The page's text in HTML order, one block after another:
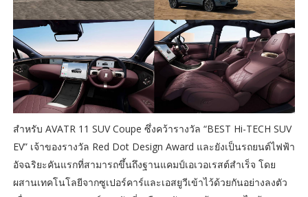
สำหรับ AVATR 11 SUV Coupe ซึ่งคว้ารางวัล “BEST Hi-TECH SUV
EV” เจ้าของรางวัล Red Dot Design Award และยังเป็นรถยนต์ไฟฟ้า
อัจฉริยะคันแรกที่สามารถขึ้นถึงฐานแคมป์เอเวอเรสต์สำเร็จ โดย
ผสานเทคโนโลยีจากซูเปอร์คาร์และเอสยูวีเข้าไว้ด้วยกันอย่างลงตัว